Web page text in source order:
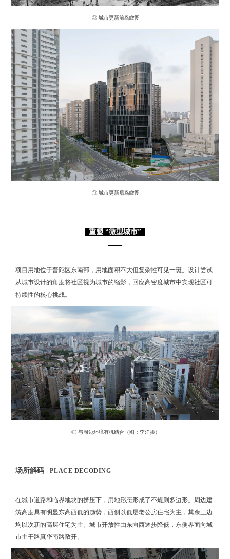
◎ 城市更新前鸟瞰图
◎ 城市更新后鸟瞰图
重塑 “微型城市”
——
项目用地位于普陀区东南部，用地面积不大但复杂性可见一斑。设计尝试
从城市设计的角度将社区视为城市的缩影，回应高密度城市中实现社区可
持续性的核心挑战。
◎ 与周边环境有机结合（图：李洋摄）
场所解码 |PLACE DECODING
在城市道路和临界地块的挤压下，用地形态形成了不规则多边形。周边建
筑高度具有明显东高西低的趋势，西侧以低层老公房住宅为主，其余三边
均以次新的高层住宅为主。城市开放性由东向西逐步降低，东侧界面向城
市主干路真华南路敞开。